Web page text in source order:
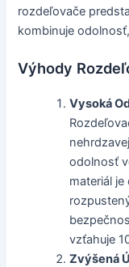
rozdeľovače
kombinuje
Výhody
Vysoká
odolnosť
materiál
vzťahuje
Zvýšená